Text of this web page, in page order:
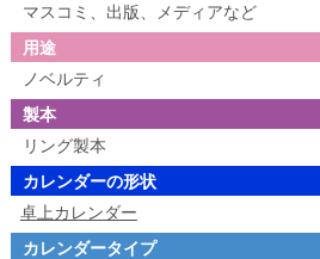
マスコミ、出版、メディアなど
用途
ノベルティ
製本
リング製本
カレンダーの形状
卓上カレンダー
カレンダータイプ